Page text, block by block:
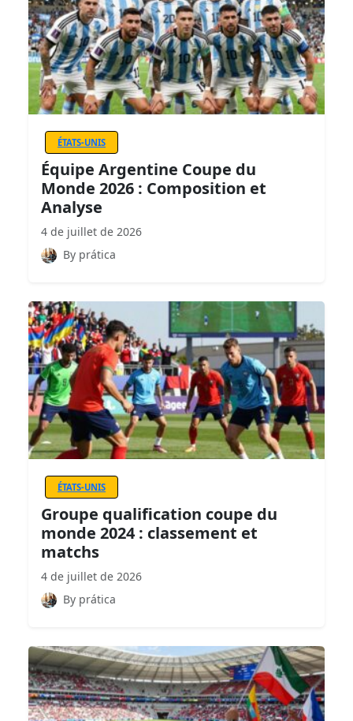
ÉTATS-UNIS
Équipe Argentine Coupe du
Monde 2026 : Composition et
Analyse
4 de juillet de 2026
By prática
ÉTATS-UNIS
Groupe qualification coupe du
monde 2024 : classement et
matchs
4 de juillet de 2026
By prática